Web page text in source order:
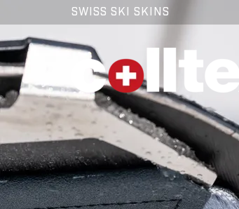
SWISS SKI SKINS